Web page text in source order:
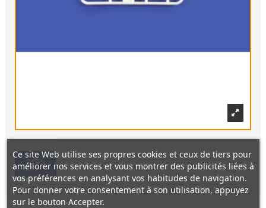
Ce site Web utilise ses propres cookies et ceux de tiers pour
améliorer nos services et vous montrer des publicités liées à
vos préférences en analysant vos habitudes de navigation.
Pour donner votre consentement à son utilisation, appuyez
sur le bouton Accepter.